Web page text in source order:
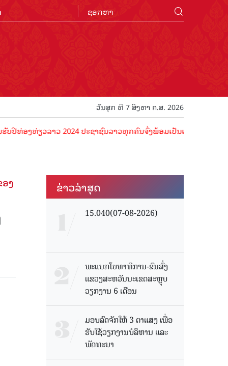
ວັນສຸກ ທີ 7 ສິງຫາ ຄ.ສ. 2026
ອງທ່ຽວລາວ 2024 ປະຊາຊົນລາວທຸກຄົນຈົ່ງພ້ອມເປັນເຈົ້າພາບທີ່ດີ ຕ້ອນ
ງ​
ຂ່າວ​ລ່າ​ສຸດ
15.040(07-08-2026)
ພະແນກໂຍທາທິການ-ຂົນສົ່ງ
ແຂວງສະຫວັນນະເຂດສະຫຼຸບ
ວຽກງານ 6 ເດືອນ
ມອບລົດຈັກໃຫ້ 3 ຕາແສງ ເພື່ອ
ຮັບໃຊ້ວຽກງານບໍລິຫານ ແລະ
ພັດທະນາ